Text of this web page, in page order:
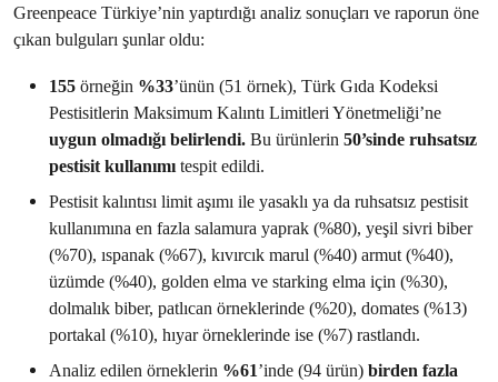
Greenpeace Türkiye’nin yaptırdığı analiz sonuçları ve raporun öne
çıkan bulguları şunlar oldu:
155 örneğin %33’ünün (51 örnek), Türk Gıda Kodeksi
Pestisitlerin Maksimum Kalıntı Limitleri Yönetmeliği’ne
uygun olmadığı belirlendi. Bu ürünlerin 50’sinde ruhsatsız
pestisit kullanımıtespit edildi.
Pestisit kalıntısı limit aşımı ile yasaklı ya da ruhsatsız pestisit
kullanımına en fazla salamura yaprak (%80), yeşil sivri biber
(%70), ıspanak (%67), kıvırcık marul (%40) armut (%40),
üzümde (%40), golden elma ve starking elma için (%30),
dolmalık biber, patlıcan örneklerinde (%20), domates (%13)
portakal (%10), hıyar örneklerinde ise (%7) rastlandı.
Analiz edilen örneklerin %61’inde (94 ürün) birden fazla